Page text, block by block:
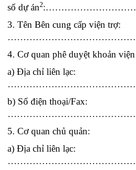
số dự án2
3. Tên Bên cung cấp viện trợ:
4. Cơ quan phê duyệt khoản
a) Địa chỉ liên lạc:
b) Số điện thoại/Fax:
5. Cơ quan chủ quản:
a) Địa chỉ liên lạc: